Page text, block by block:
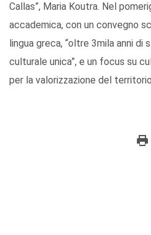
Callas”, Maria Koutra. Nel
accademica, con un convegno
lingua greca, “oltre 3mila anni di
culturale unica”, e un focus su
per la valorizzazione del